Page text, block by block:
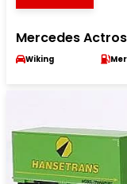
Mercedes
Wiking